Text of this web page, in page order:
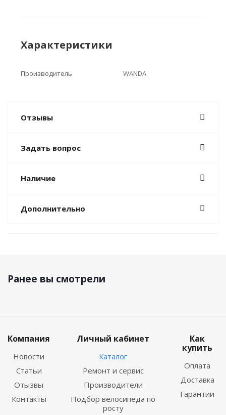
Характеристики
Производитель WANDA
Отзывы
Задать вопрос
Наличие
Дополнительно
Ранее вы смотрели
Компания
Новости
Статьи
Отызвы
Контакты
Личный кабинет
Каталог
Ремонт и сервис
Производители
Подбор велосипеда по
росту
Как
купить
Оплата
Доставка
Гарантии